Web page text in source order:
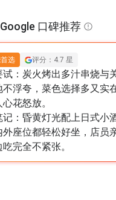
Google 口碑推荐
选 评分：4.7 星
： 炭火烤出多汁串烧与
不浮夸，菜色选择多又实
花怒放。
： 昏黄灯光配上日式小
外座位都轻松好坐，店员
完全不紧张。